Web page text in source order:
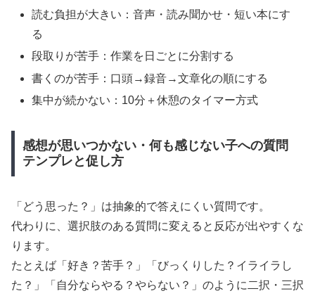
読む負担が大きい：音声・読み聞かせ・短い本にす
る
段取りが苦手：作業を日ごとに分割する
書くのが苦手：口頭→録音→文章化の順にする
集中が続かない：10分＋休憩のタイマー方式
感想が思いつかない・何も感じない子への質問
テンプレと促し方
「どう思った？」は抽象的で答えにくい質問です。
代わりに、選択肢のある質問に変えると反応が出やすくな
ります。
たとえば「好き？苦手？」「びっくりした？イライラし
た？」「自分ならやる？やらない？」のように二択・三択